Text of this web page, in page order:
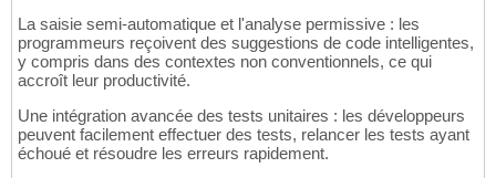
La saisie semi-automatique et l'analyse permissive : les
programmeurs reçoivent des suggestions de code intelligentes,
y compris dans des contextes non conventionnels, ce qui
accroît leur productivité.
Une intégration avancée des tests unitaires : les développeurs
peuvent facilement effectuer des tests, relancer les tests ayant
échoué et résoudre les erreurs rapidement.